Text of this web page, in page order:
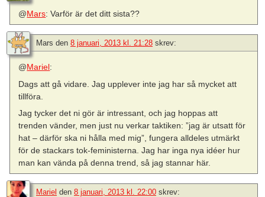
@Mars: Varför är det ditt sista??
Mars den 8 januari, 2013 kl. 21:28 skrev:
@Mariel:
Dags att gå vidare. Jag upplever inte jag har så mycket att
tillföra.
Jag tycker det ni gör är intressant, och jag hoppas att
trenden vänder, men just nu verkar taktiken: ”jag är utsatt för
hat – därför ska ni hålla med mig”, fungera alldeles utmärkt
för de stackars tok-feministerna. Jag har inga nya idéer hur
man kan vända på denna trend, så jag stannar här.
Mariel den 8 januari, 2013 kl. 22:00 skrev: